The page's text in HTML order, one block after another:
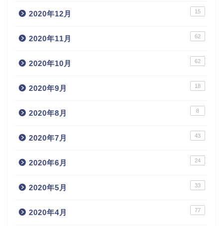
2020年12月 15
2020年11月 62
2020年10月 62
2020年9月 18
2020年8月 8
2020年7月 43
2020年6月 24
2020年5月 33
2020年4月 77